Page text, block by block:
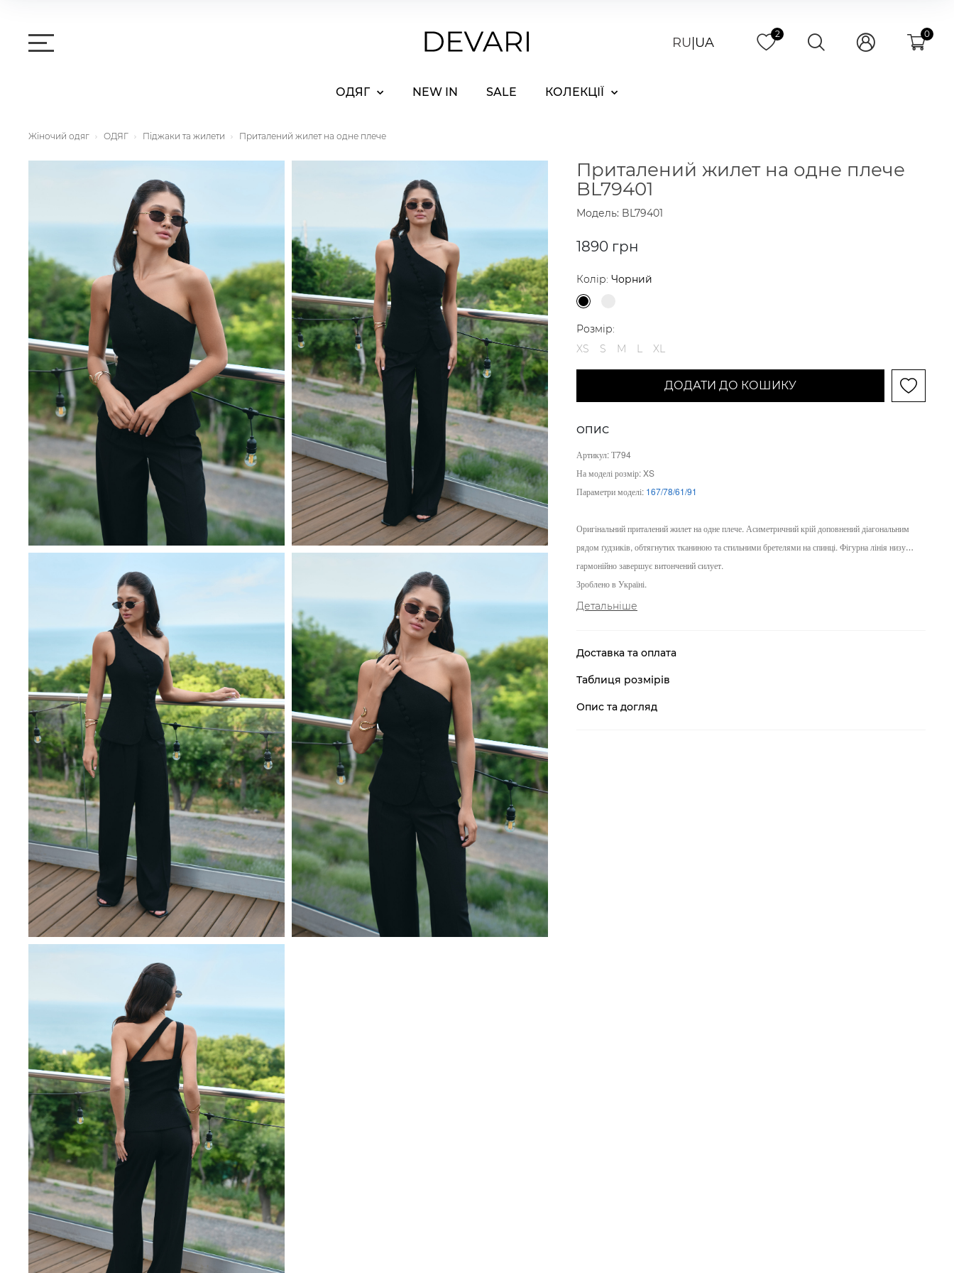
RU UA
2 0
ОДЯГ NEW IN SALE КОЛЕКЦІЇ
Жіночий одяг ОДЯГ Піджаки та жилети Приталений жилет на одне плече
Приталений жилет на одне плече
BL79401
Модель: BL79401
1890 грн
Колір: Чорний
Розмір:
XS
S M L XL
ДОДАТИ ДО КОШИКУ
ОПИС
Артикул: Т794
На моделі розмір: XS
Параметри моделі: 167/78/61/91
Оригінальний приталений жилет на одне плече. Асиметричний крій доповнений діагональним
рядом ґудзиків, обтягнутих тканиною та стильними бретелями на спинці. Фігурна лінія низу
гармонійно завершує витончений силует.
Зроблено в Україні.
Детальніше
Доставка та оплата
Таблиця розмірів
Опис та догляд